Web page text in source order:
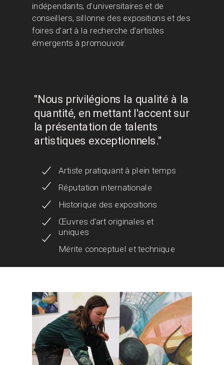
indépendants, d’universitaires et de
conseillers, sillonne des expositions et des
foires d’art à la recherche d’artistes
émergents à promouvoir.
Artiste pratiquant à plein temps
Réputation internationale
Historique des expositions
Œuvres d'art originales et
uniques
Mérite conceptuel et technique
"Nous privilégions la qualité à la
quantité, en mettant l'accent sur
la présentation de talents
artistiques exceptionnels."